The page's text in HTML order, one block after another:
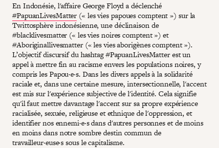
En Indonésie, l'affaire George Floyd a déclenché
#PapuanLivesMatter (« les vies papoues comptent ») sur la
Twittosphère indonésienne, une déclinaison de
#blacklivesmatter (« les vies noires comptent ») et
#Aboriginallivesmatter (« les vies aborigènes comptent »).
L’objectif discursif du hashtag #PapuanLivesMatter est un
appel à mettre fin au racisme envers les populations noires, y
compris les Papou·e·s. Dans les divers appels à la solidarité
raciale et, dans une certaine mesure, intersectionnelle, l'accent
est mis sur l'expérience subjective de l'identité. Cela signifie
qu'il faut mettre davantage l'accent sur sa propre expérience
racialisée, sexuée, religieuse et ethnique de l'oppression, et
identifier nos ennemi·e·s dans d'autres personnes et de moins
en moins dans notre sombre destin commun de
travailleur·euse·s sous le capitalisme.